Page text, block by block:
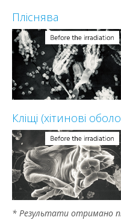
Пліснява
Кліщі (хітинові
* Результати отримано